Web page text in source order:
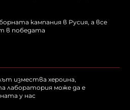
кампания в Русия, а все
в победата
измества хероина,
лаборатория може да е
у нас